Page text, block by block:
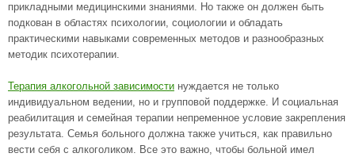
прикладными медицинскими знаниями. Но также он должен быть
подкован в областях психологии, социологии и обладать
практическими навыками современных методов и разнообразных
методик психотерапии.
Терапия алкогольной зависимости нуждается не только
индивидуальном ведении, но и групповой поддержке. И социальная
реабилитация и семейная терапии непременное условие закрепления
результата. Семья больного должна также учиться, как правильно
вести себя с алкоголиком. Все это важно, чтобы больной имел